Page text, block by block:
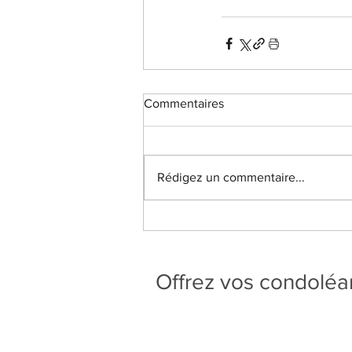
Commentaires
Rédigez un commentaire...
Offrez vos